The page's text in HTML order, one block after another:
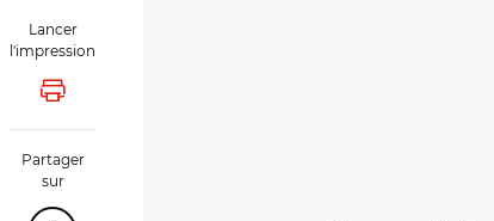
Lancer
l'impression
Lancer l'impression
Partager
sur